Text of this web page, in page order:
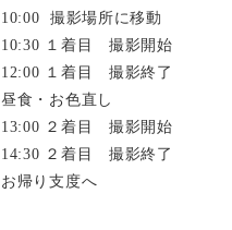
10:00 撮影場所に移動
10:30 １着目 撮影開始
12:00 １着目 撮影終了
昼食・お色直し
13:00 ２着目 撮影開始
14:30 ２着目 撮影終了
お帰り支度へ